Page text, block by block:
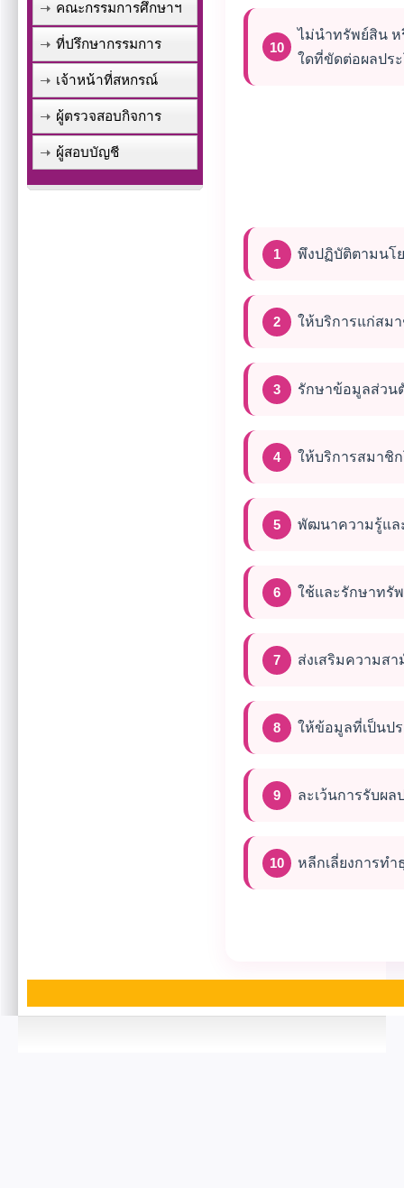
คณะกรรมการศึกษาฯ
ที่ปรึกษากรรมการ
เจ้าหน้าที่สหกรณ์
ผู้ตรวจสอบกิจการ
ผู้สอบบัญชี
ไม่นำทรัพย์สิน ห
ใดที่ขัดต่อผลปร
พึงปฏิบัติตามนโ
ให้บริการแก่สม
รักษาข้อมูลส่วน
ให้บริการสมาชิก
พัฒนาความรู้แล
ใช้และรักษาทรั
ส่งเสริมความส
ให้ข้อมูลที่เป็นป
ละเว้นการรับผ
หลีกเลี่ยงการท